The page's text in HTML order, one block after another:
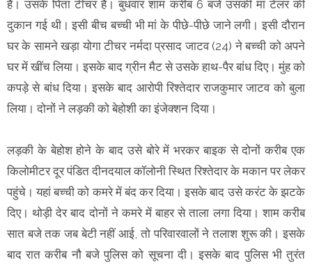
है। उसके पिता टीचर हैं। बुधवार शाम करीब 6 बजे उसकी मां टेलर की
दुकान गई थी। इसी बीच बच्ची भी मां के पीछे-पीछे जाने लगी। इसी दौरान
घर के सामने खड़ा योगा टीचर नर्मदा प्रसाद जाटव (24) ने बच्ची को अपने
घर में खींच लिया। इसके बाद ग्रीन मैट से उसके हाथ-पैर बांध दिए। मुंह को
कपड़े से बांध दिया। इसके बाद आरोपी रिश्तेदार राजकुमार जाटव को बुला
लिया। दोनों ने लड़की को बेहोशी का इंजेक्शन दिया।
लड़की के बेहोश होने के बाद उसे बोरे में भरकर बाइक से दोनों करीब एक
किलोमीटर दूर पंडित दीनदयाल कॉलोनी स्थित रिश्तेदार के मकान पर लेकर
पहुंचे। यहां बच्ची को कमरे में बंद कर दिया। इसके बाद उसे करंट के झटके
दिए। थोड़ी देर बाद दोनों ने कमरे में बाहर से ताला लगा दिया। शाम करीब
सात बजे तक जब बेटी नहीं आई, तो परिवारवालों ने तलाश शुरू की। इसके
बाद रात करीब नौ बजे पुलिस को सूचना दी। इसके बाद पुलिस भी तुरंत